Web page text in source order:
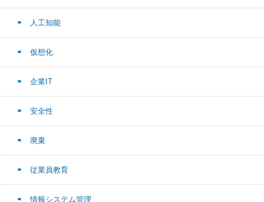
人工知能
仮想化
企業IT
安全性
廃棄
従業員教育
情報システム管理